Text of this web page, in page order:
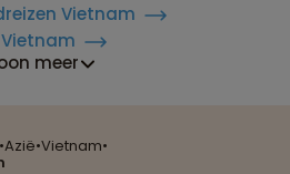
•Azië•Vietnam•
Vietnam
Vietnam
meer
voor mens, cultuur en milieu